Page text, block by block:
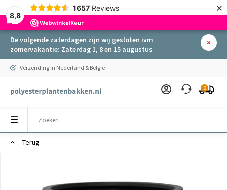
8,8
1657 Reviews ×
De volgende zaterdagen zijn wij gesloten ivm
zomervakantie: Zaterdag 1, 8 en 15 augustus
Verzending in Nederland & België
0
Terug